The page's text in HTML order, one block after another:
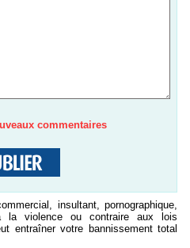
commentaires
insultant, pornographique,
la violence ou contraire aux lois
entraîner votre bannissement total